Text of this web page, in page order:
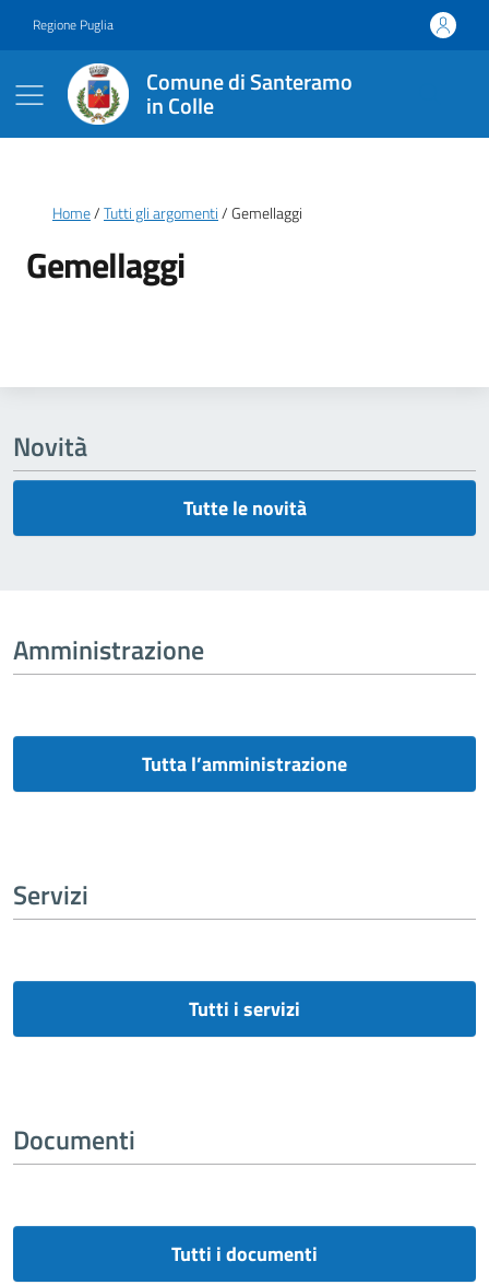
Regione Puglia
Comune di Santeramo
in Colle
Briciole di pane
Home Tutti gli argomenti Gemellaggi
Gemellaggi
Novità
Tutte le novità
Amministrazione
Tutta l’amministrazione
Servizi
Tutti i servizi
Documenti
Tutti i documenti